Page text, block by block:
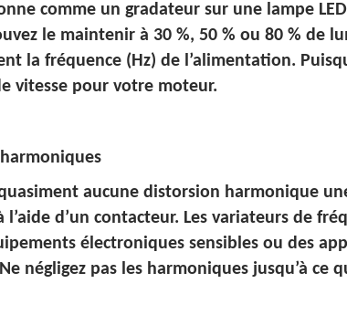
comme un gradateur sur une lampe
le maintenir à 30 %, 50 % ou 80 % de
la fréquence (Hz) de l’alimentation.
vitesse pour votre moteur.
aucune distorsion harmonique
d’un contacteur. Les variateurs de
électroniques sensibles ou des
négligez pas les harmoniques jusqu’à ce